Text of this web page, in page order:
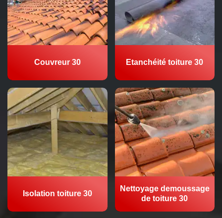
Couvreur 30 Etanchéité toiture 30
Isolation toiture 30
Nettoyage demoussage
de toiture 30